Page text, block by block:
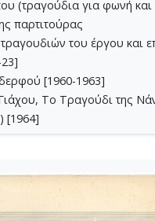
(τραγούδια για φωνή και
παρτιτούρας
του έργου και
[1960-1963]
Το Τραγούδι της
[1964]
[1962-1963]